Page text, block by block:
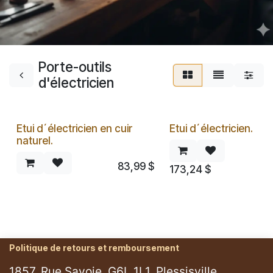
Porte-outils
d'électricien
Etui d´électricien en cuir
naturel.
83,99 $
Etui d´électricien.
173,24 $
Politique de retours et remboursement